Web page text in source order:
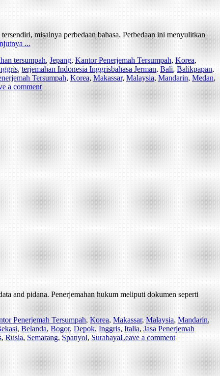
misalnya perbedaan bahasa. Perbedaan ini menyulitkan
...
tersumpah,Jepang,Kantor Penerjemah Tersumpah,Korea,
,terjemahan Indonesia Inggrisbahasa Jerman,Bali,Balikpapan,
Tersumpah,Korea,Makassar,Malaysia,Mandarin,Medan,
a comment
and pidana. Penerjemahan hukum meliputi dokumen seperti
Penerjemah Tersumpah,Korea,Makassar,Malaysia,Mandarin,
,Belanda,Bogor,Depok,Inggris,Italia,Jasa Penerjemah
,Rusia,Semarang,Spanyol,SurabayaLeave a comment